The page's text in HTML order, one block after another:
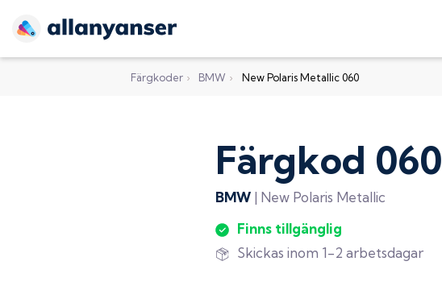
Färgkoder › BMW › New Polaris Metallic 060
Färgkod 060
BMW | New Polaris Metallic
Finns tillgänglig
Skickas inom 1-2 arbetsdagar